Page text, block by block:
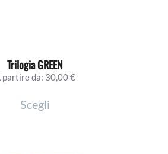
Trilogia GREEN
partire da: 30,00€
Scegli